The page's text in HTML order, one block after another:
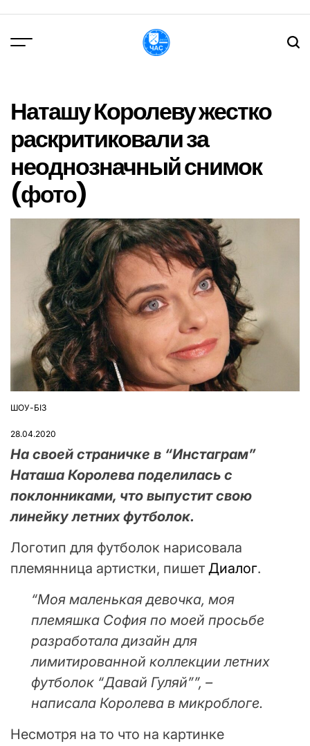
вмісту
Наташу Королеву жестко
раскритиковали за
неоднозначный снимок
(фото)
ОПУБЛІКУВАТИ
ШОУ-БІЗ
28.04.2020
На своей страничке в “Инстаграм”
Наташа Королева поделилась с
поклонниками, что выпустит свою
линейку летних футболок.
Логотип для футболок нарисовала
племянница артистки, пишет Диалог.
“Моя маленькая девочка, моя
племяшка София по моей просьбе
разработала дизайн для
лимитированной коллекции летних
футболок “Давай Гуляй””, –
написала Королева в микроблоге.
Несмотря на то что на картинке